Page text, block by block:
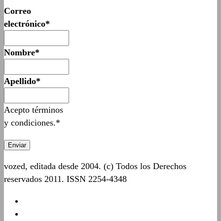
Correo
electrónico*
Nombre*
Apellido*
Acepto términos
y condiciones.*
vozed, editada desde 2004. (c) Todos los Derechos
reservados 2011. ISSN 2254-4348